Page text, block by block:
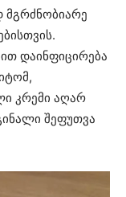
მგრძნობიარე
დაინფიცირება
კრემი აღარ
შეფუთვა